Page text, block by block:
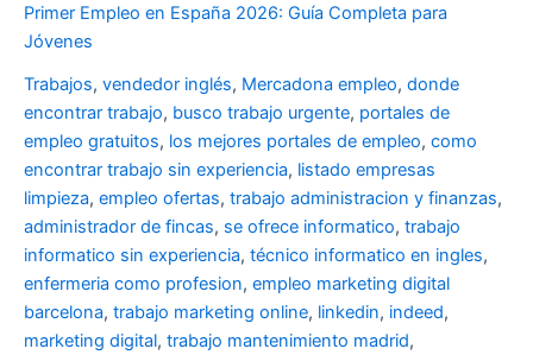
Primer Empleo en España 2026: Guía Completa para
Jóvenes
Trabajos, vendedor inglés, Mercadona empleo, donde
encontrar trabajo, busco trabajo urgente, portales de
empleo gratuitos, los mejores portales de empleo, como
encontrar trabajo sin experiencia, listado empresas
limpieza, empleo ofertas, trabajo administracion y finanzas,
administrador de fincas, se ofrece informatico, trabajo
informatico sin experiencia, técnico informatico en ingles,
enfermeria como profesion, empleo marketing digital
barcelona, trabajo marketing online, linkedin, indeed,
marketing digital, trabajo mantenimiento madrid,